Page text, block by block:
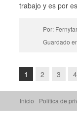
trabajo y es por
Por:
Guardado
1 2 3 4
Inicio Política de